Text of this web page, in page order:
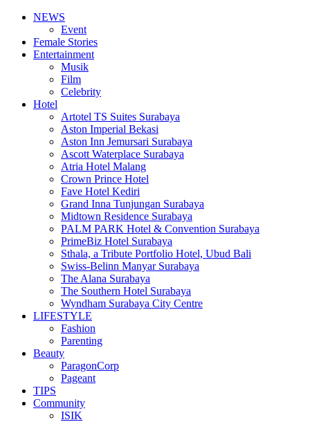
NEWS
Event
Female Stories
Entertainment
Musik
Film
Celebrity
Hotel
Artotel TS Suites Surabaya
Aston Imperial Bekasi
Aston Inn Jemursari Surabaya
Ascott Waterplace Surabaya
Atria Hotel Malang
Crown Prince Hotel
Fave Hotel Kediri
Grand Inna Tunjungan Surabaya
Midtown Residence Surabaya
PALM PARK Hotel & Convention Surabaya
PrimeBiz Hotel Surabaya
Sthala, a Tribute Portfolio Hotel, Ubud Bali
Swiss-Belinn Manyar Surabaya
The Alana Surabaya
The Southern Hotel Surabaya
Wyndham Surabaya City Centre
LIFESTYLE
Fashion
Parenting
Beauty
ParagonCorp
Pageant
TIPS
Community
ISIK